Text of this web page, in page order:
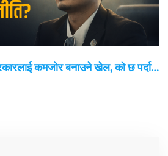
कमजोर बनाउने खेल, को छ पर्दा…